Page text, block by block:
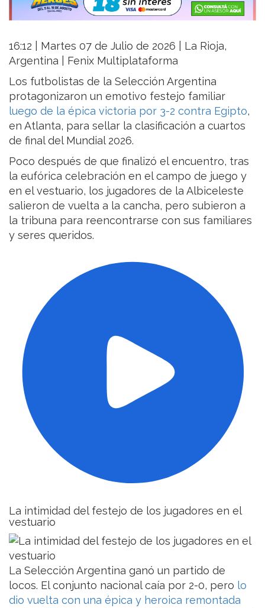
16:12 | Martes 07 de Julio de 2026 | La Rioja,
Argentina | Fenix Multiplataforma
Los futbolistas de la Selección Argentina
protagonizaron un emotivo festejo familiar
luego de la épica victoria por 3-2 contra Egipto,
en Atlanta, para sellar la clasificación a cuartos
de final del Mundial 2026.
Poco después de que finalizó el encuentro, tras
la eufórica celebración en el campo de juego y
en el vestuario, los jugadores de la Albiceleste
salieron de vuelta a la cancha, pero subieron a
la tribuna para reencontrarse con sus familiares
y seres queridos.
La intimidad del festejo de los jugadores en el
vestuario
La Selección Argentina ganó un partido de
locos. El conjunto nacional caía por 2-0, pero lo
dio vuelta con una épica y heroica remontada